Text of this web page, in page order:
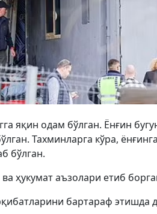
яқин одам бўлган. Ёнғин
Тахминларга кўра,
бўлган.
ҳукумат аъзолари етиб
бартараф этишда